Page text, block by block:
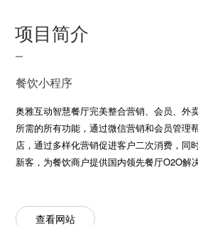
项目简介
餐饮小程序
奥雅互动智慧餐厅完美整合营销、会员、外
所需的所有功能，通过微信营销和会员管理
店，通过多样化营销促进客户二次消费，同
新客，为餐饮商户提供国内领先餐厅O2O解
查看网站